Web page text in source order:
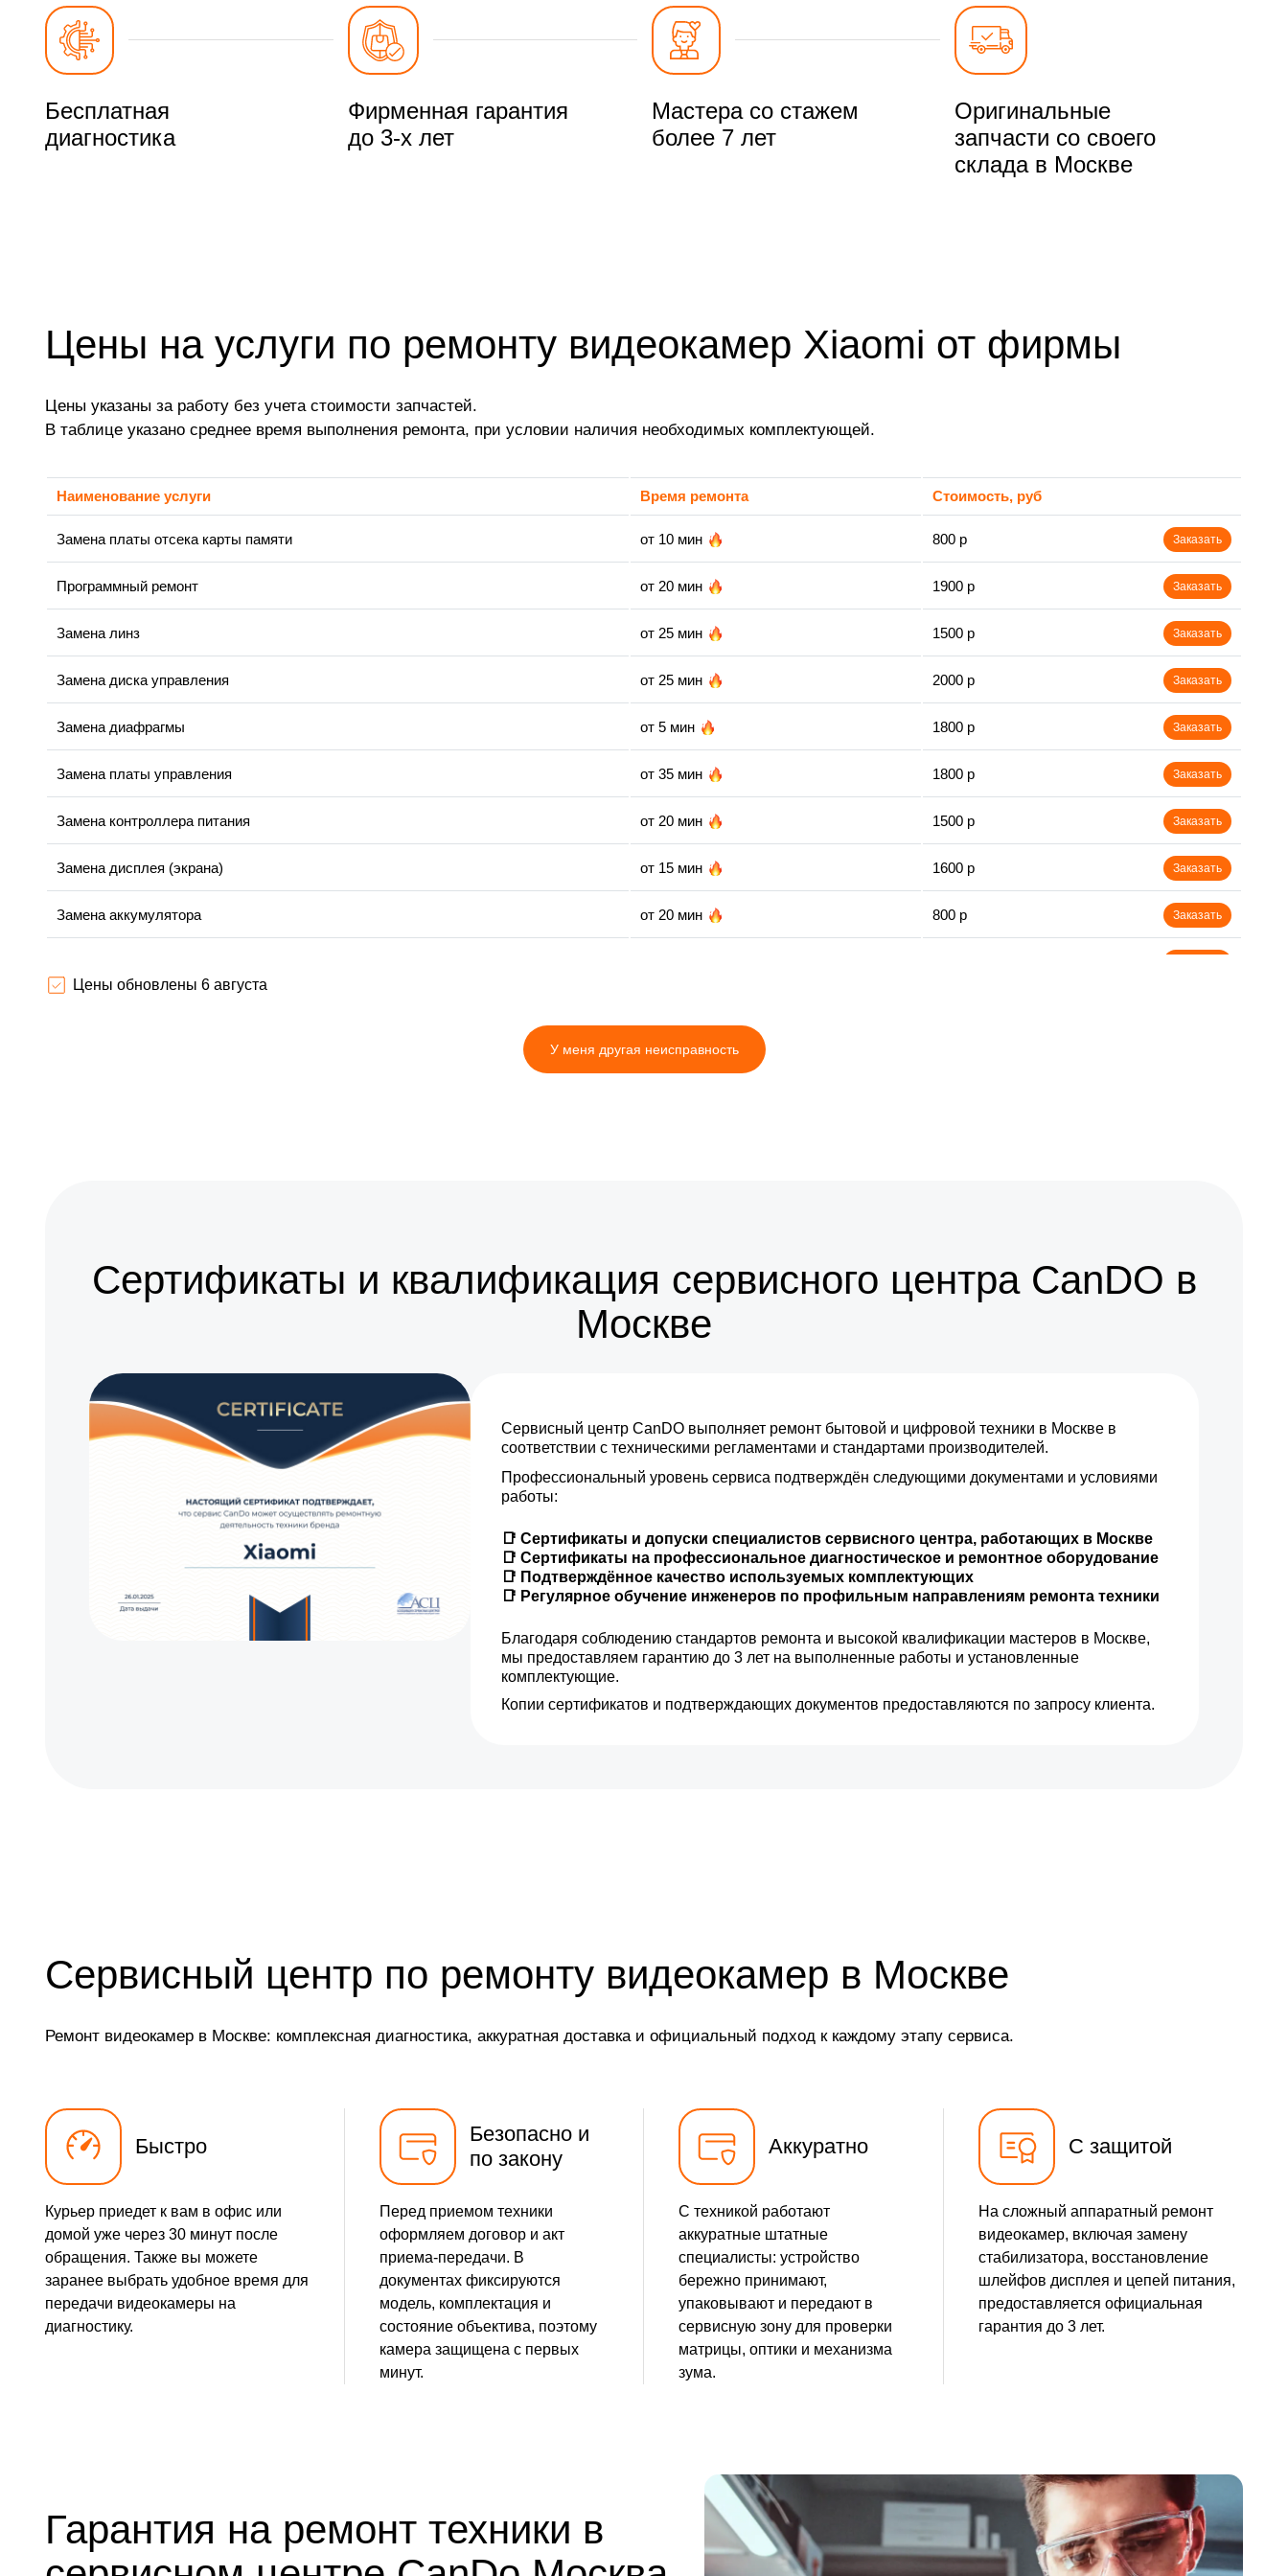
Бесплатная
диагностика
Фирменная гарантия
до 3-х лет
Мастера со стажем
более 7 лет
Оригинальные
запчасти со своего
склада в Москве
Цены на услуги по ремонту видеокамер Xiaomi от фирмы
Цены указаны за работу без учета стоимости запчастей.
В таблице указано среднее время выполнения ремонта, при условии наличия необходимых комплектующей.
Наименование услуги Время ремонта Стоимость, руб
Замена платы отсека карты памяти от 10 мин 800 р Заказать
Программный ремонт от 20 мин 1900 р Заказать
Замена линз от 25 мин 1500 р Заказать
Замена диска управления от 25 мин 2000 р Заказать
Замена диафрагмы от 5 мин 1800 р Заказать
Замена платы управления от 35 мин 1800 р Заказать
Замена контроллера питания от 20 мин 1500 р Заказать
Замена дисплея (экрана) от 15 мин 1600 р Заказать
Замена аккумулятора от 20 мин 800 р Заказать
от 35 мин
Цены обновлены 6 августа
У меня другая неисправность
Сертификаты и квалификация сервисного центра CanDO в
Москве
Сервисный центр CanDO выполняет ремонт бытовой и цифровой техники в Москве в
соответствии с техническими регламентами и стандартами производителей.
Профессиональный уровень сервиса подтверждён следующими документами и условиями
работы:
📑 Сертификаты и допуски специалистов сервисного центра, работающих в Москве
📑 Сертификаты на профессиональное диагностическое и ремонтное оборудование
📑 Подтверждённое качество используемых комплектующих
📑 Регулярное обучение инженеров по профильным направлениям ремонта техники
Благодаря соблюдению стандартов ремонта и высокой квалификации мастеров в Москве,
мы предоставляем гарантию до 3 лет на выполненные работы и установленные
комплектующие.
Копии сертификатов и подтверждающих документов предоставляются по запросу клиента.
Сервисный центр по ремонту видеокамер в Москве
Ремонт видеокамер в Москве: комплексная диагностика, аккуратная доставка и официальный подход к каждому этапу сервиса.
Быстро
Курьер приедет к вам в офис или
домой уже через 30 минут после
обращения. Также вы можете
заранее выбрать удобное время для
передачи видеокамеры на
диагностику.
Безопасно и
по закону
Перед приемом техники
оформляем договор и акт
приема-передачи. В
документах фиксируются
модель, комплектация и
состояние объектива, поэтому
камера защищена с первых
минут.
Аккуратно
С техникой работают
аккуратные штатные
специалисты: устройство
бережно принимают,
упаковывают и передают в
сервисную зону для проверки
матрицы, оптики и механизма
зума.
С защитой
На сложный аппаратный ремонт
видеокамер, включая замену
стабилизатора, восстановление
шлейфов дисплея и цепей питания,
предоставляется официальная
гарантия до 3 лет.
Гарантия на ремонт техники в